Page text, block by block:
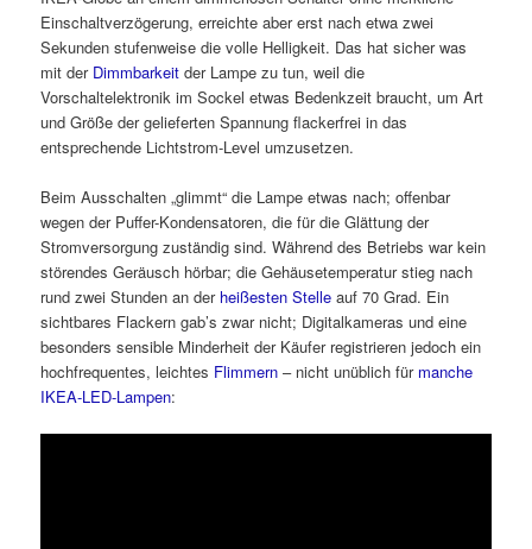
Einschaltverzögerung, erreichte aber erst nach etwa zwei
Sekunden stufenweise die volle Helligkeit. Das hat sicher was
mit der Dimmbarkeit der Lampe zu tun, weil die
Vorschaltelektronik im Sockel etwas Bedenkzeit braucht, um Art
und Größe der gelieferten Spannung flackerfrei in das
entsprechende Lichtstrom-Level umzusetzen.
Beim Ausschalten „glimmt“ die Lampe etwas nach; offenbar
wegen der Puffer-Kondensatoren, die für die Glättung der
Stromversorgung zuständig sind. Während des Betriebs war kein
störendes Geräusch hörbar; die Gehäusetemperatur stieg nach
rund zwei Stunden an der heißesten Stelle auf 70 Grad. Ein
sichtbares Flackern gab’s zwar nicht; Digitalkameras und eine
besonders sensible Minderheit der Käufer registrieren jedoch ein
hochfrequentes, leichtes Flimmern – nicht unüblich für manche
IKEA-LED-Lampen: